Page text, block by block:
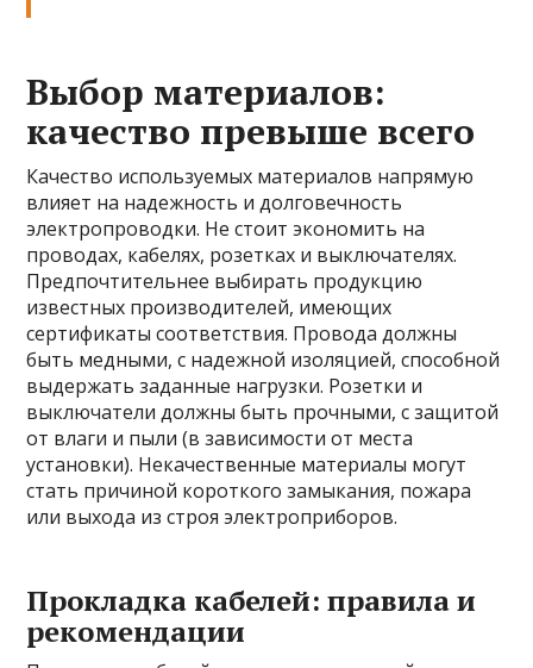
Выбор материалов:
качество превыше всего
Качество используемых материалов напрямую
влияет на надежность и долговечность
электропроводки. Не стоит экономить на
проводах, кабелях, розетках и выключателях.
Предпочтительнее выбирать продукцию
известных производителей, имеющих
сертификаты соответствия. Провода должны
быть медными, с надежной изоляцией, способной
выдержать заданные нагрузки. Розетки и
выключатели должны быть прочными, с защитой
от влаги и пыли (в зависимости от места
установки). Некачественные материалы могут
стать причиной короткого замыкания, пожара
или выхода из строя электроприборов.
Прокладка кабелей: правила и
рекомендации